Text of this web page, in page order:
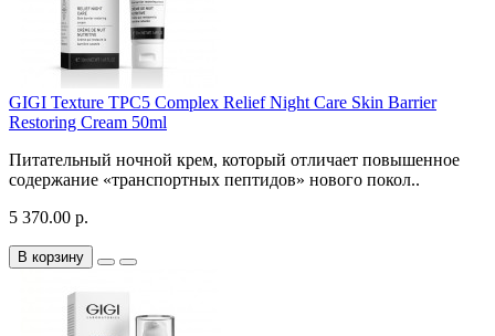
GIGI Texture TPC5 Complex Relief Night Care Skin Barrier
Restoring Cream 50ml
Питательный ночной крем, который отличает повышенное
содержание «транспортных пептидов» нового покол..
5 370.00 р.
В корзину